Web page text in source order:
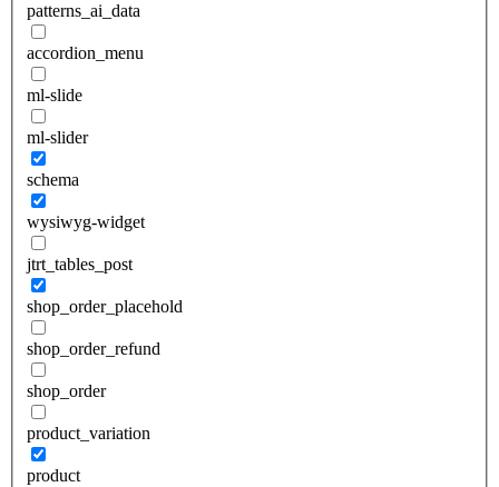
patterns_ai_data
accordion_menu
ml-slide
ml-slider
schema
wysiwyg-widget
jtrt_tables_post
shop_order_placehold
shop_order_refund
shop_order
product_variation
product